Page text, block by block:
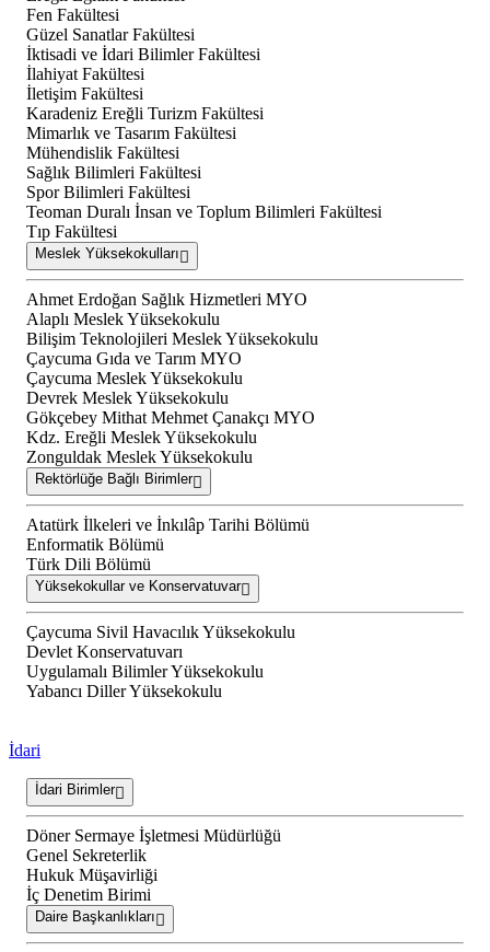
Fen Fakültesi
Güzel Sanatlar Fakültesi
İktisadi ve İdari Bilimler Fakültesi
İlahiyat Fakültesi
İletişim Fakültesi
Karadeniz Ereğli Turizm Fakültesi
Mimarlık ve Tasarım Fakültesi
Mühendislik Fakültesi
Sağlık Bilimleri Fakültesi
Spor Bilimleri Fakültesi
Teoman Duralı İnsan ve Toplum Bilimleri Fakültesi
Tıp Fakültesi
Meslek Yüksekokulları
Ahmet Erdoğan Sağlık Hizmetleri MYO
Alaplı Meslek Yüksekokulu
Bilişim Teknolojileri Meslek Yüksekokulu
Çaycuma Gıda ve Tarım MYO
Çaycuma Meslek Yüksekokulu
Devrek Meslek Yüksekokulu
Gökçebey Mithat Mehmet Çanakçı MYO
Kdz. Ereğli Meslek Yüksekokulu
Zonguldak Meslek Yüksekokulu
Rektörlüğe Bağlı Birimler
Atatürk İlkeleri ve İnkılâp Tarihi Bölümü
Enformatik Bölümü
Türk Dili Bölümü
Yüksekokullar ve Konservatuvar
Çaycuma Sivil Havacılık Yüksekokulu
Devlet Konservatuvarı
Uygulamalı Bilimler Yüksekokulu
Yabancı Diller Yüksekokulu
İdari
İdari Birimler
Döner Sermaye İşletmesi Müdürlüğü
Genel Sekreterlik
Hukuk Müşavirliği
İç Denetim Birimi
Daire Başkanlıkları